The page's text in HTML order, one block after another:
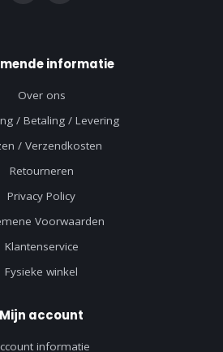
informatie
Over ons
/ Betaling / Levering
/ Verzendkosten
Retourneren
Privacy Policy
Voorwaarden
Klantenservice
Fysieke winkel
Mijn account
informatie